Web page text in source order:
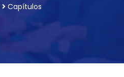
Capítulos